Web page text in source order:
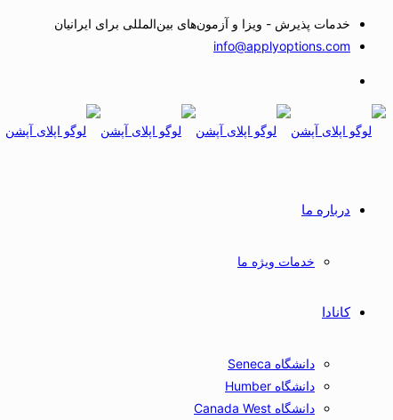
خدمات پذیرش - ویزا و آزمون‌های بین‌المللی برای ایرانیان
info@applyoptions.com
درباره ما
خدمات ویژه ما
کانادا
دانشگاه Seneca
دانشگاه Humber
دانشگاه Canada West